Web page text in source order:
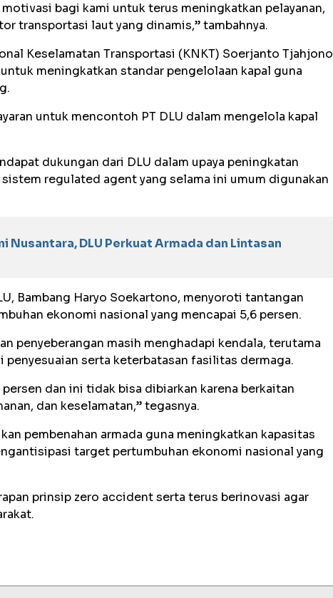
bagi kami untuk terus meningkatkan pelayanan,
transportasi laut yang dinamis,” tambahnya.
Keselamatan Transportasi (KNKT) Soerjanto Tjahjono
meningkatkan standar pengelolaan kapal guna
untuk mencontoh PT DLU dalam mengelola kapal
dukungan dari DLU dalam upaya peningkatan
regulated agent yang selama ini umum digunakan
Nusantara, DLU Perkuat Armada dan Lintasan
Bambang Haryo Soekartono, menyoroti tantangan
ekonomi nasional yang mencapai 5,6 persen.
penyeberangan masih menghadapi kendala, terutama
serta keterbatasan fasilitas dermaga.
dan ini tidak bisa dibiarkan karena berkaitan
dan keselamatan,” tegasnya.
pembenahan armada guna meningkatkan kapasitas
target pertumbuhan ekonomi nasional yang
prinsip zero accident serta terus berinovasi agar